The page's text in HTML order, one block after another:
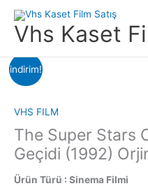
atlaVhs Kaset
indirim!
VHS FILM
The Super Stars
Geçidi (1992)
Ürün Türü : Sinema Filmi